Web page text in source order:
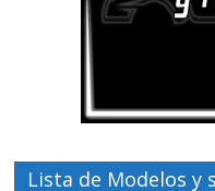
Lista de Modelos y